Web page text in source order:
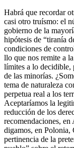
Habrá que recordar
casi otro truísmo: el
gobierno de la
hipótesis de “tiranía
condiciones de
llo que nos remite a
límites a lo decidible,
de las minorías.
tema de naturaleza
perpetua real a los
Aceptaríamos la
reducción de los
recomendaciones,
digamos, en Polonia,
pertinencia de la